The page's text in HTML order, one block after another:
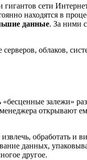
гигантов сети
находятся в
данные. За ними
облаков,
«бесценные залежи»
открывают
обработать и
данных,
другое.